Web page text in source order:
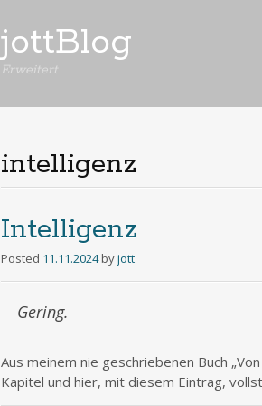
jottBlog
Erweitert
intelligenz
Intelligenz
Posted 11.11.2024 byjott
Gering.
Aus meinem nie geschriebenen Buch
Kapitel und hier, mit diesem Eintrag,